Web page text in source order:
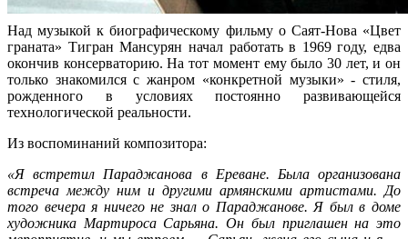
Над музыкой к биографическому фильму о Саят-Нова «Цвет
граната» Тигран Мансурян начал работать в 1969 году, едва
окончив консерваторию. На тот момент ему было 30 лет, и он
только знакомился с жанром «конкретной музыки» - стиля,
рожденного в условиях постоянно развивающейся
технологической реальности.
Из воспоминаний композитора:
«Я встретил Параджанова в Ереване. Была организована
встреча между ним и другими армянскими артистами. До
того вечера я ничего не знал о Параджанове. Я был в доме
художника Мартироса Сарьяна. Он был приглашен на это